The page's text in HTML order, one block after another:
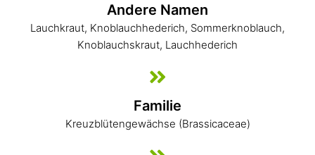
Andere Namen
Lauchkraut, Knoblauchhederich, Sommerknoblauch,
Knoblauchskraut, Lauchhederich
Familie
Kreuzblütengewächse (Brassicaceae)